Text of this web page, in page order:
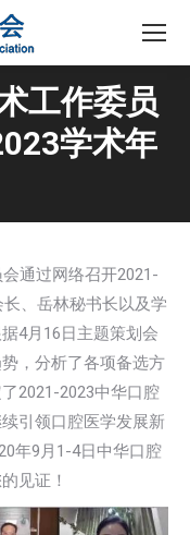
工作委员
学术年
通过网络召开2021-
、岳林秘书长以及学
4月16日主题策划会
，分析了各项备选方
2021-2023中华口腔
引领口腔医学发展新
年9月1-4日中华口腔
见证！